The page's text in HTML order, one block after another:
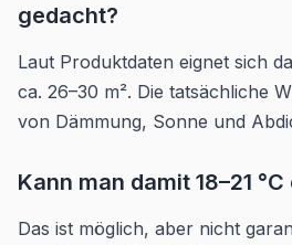
gedacht?
Laut Produktdaten eignet sich
ca. 26–30 m². Die tatsächliche
von Dämmung, Sonne und
Kann man damit 18–21
Das ist möglich, aber nicht